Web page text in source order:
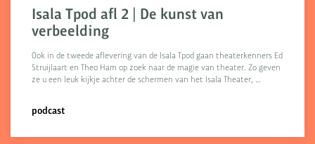
Isala Tpod afl 2 | De kunst van
verbeelding
Ook in de tweede aflevering van de Isala Tpod gaan theaterkenners Ed
Struijlaart en Theo Ham op zoek naar de magie van theater. Zo geven
ze u een leuk kijkje achter de schermen van het Isala Theater, …
podcast